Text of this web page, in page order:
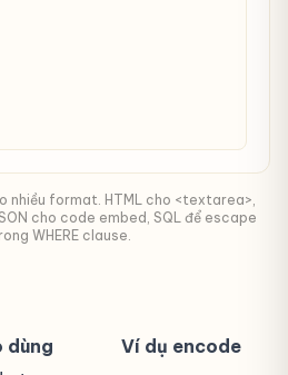
nhiều format. HTML cho <textarea>,
cho code embed, SQL để escape
WHERE clause.
dùng
Ví dụ encode